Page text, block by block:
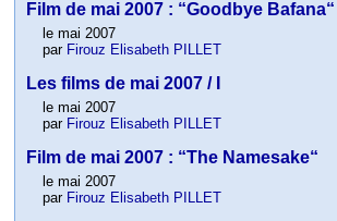
Film de mai 2007 : “Goodbye Bafana“
le mai 2007
par Firouz Elisabeth PILLET
Les films de mai 2007 / I
le mai 2007
par Firouz Elisabeth PILLET
Film de mai 2007 : “The Namesake“
le mai 2007
par Firouz Elisabeth PILLET